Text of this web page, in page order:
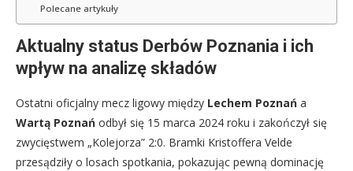
Polecane artykuły
Aktualny status Derbów Poznania i ich
wpływ na analizę składów
Ostatni oficjalny mecz ligowy między Lechem Poznań a
Wartą Poznań odbył się 15 marca 2024 roku i zakończył się
zwycięstwem „Kolejorza” 2:0. Bramki Kristoffera Velde
przesądziły o losach spotkania, pokazując pewną dominację